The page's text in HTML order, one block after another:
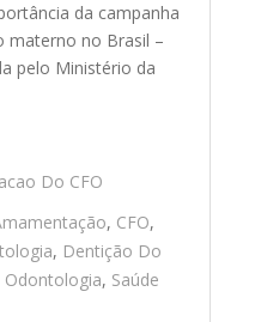
da campanha
materno no Brasil –
pelo Ministério da
Do CFO
, CFO,
, Dentição Do
Odontologia, Saúde